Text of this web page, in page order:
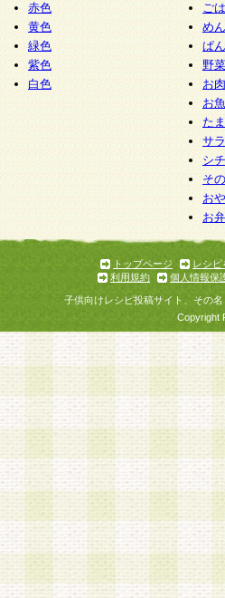
赤色
黄色
緑色
紫色
白色
ご
めん
ぱん
野
お
お
た
サ
シ
そ
お
お
トップページ
レシピ
利用規約
個人情報保
子供向けレシピ投稿サイト、その
Copyright